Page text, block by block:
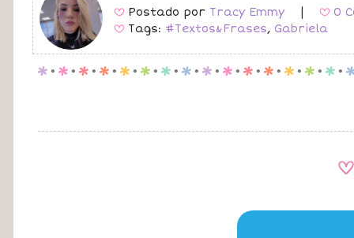
B Postado por Tracy Emmy B 0
B Tags: #Textos&Frases, Gabriela
p . p . p . p . p . p . p . p . p . p . p . p . p . p . p .
A